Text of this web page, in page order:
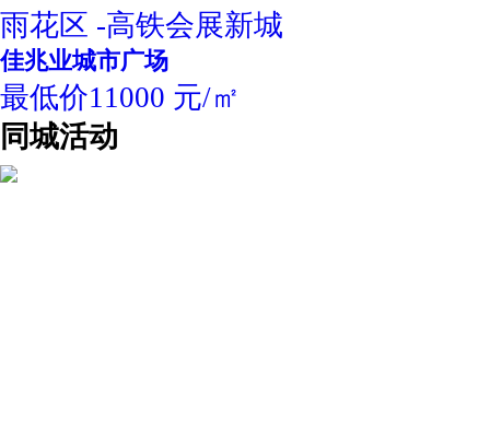
雨花区 -高铁会展新城
佳兆业城市广场
最低价11000 元/㎡
同城活动